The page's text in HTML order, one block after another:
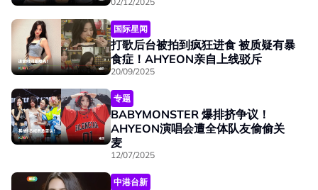
国际星闻
打歌后台被拍到疯狂进食 被质疑有暴
食症！AHYEON亲自上线驳斥
20/09/2025
专题
BABYMONSTER 爆排挤争议！
AHYEON演唱会遭全体队友偷偷关
麦
12/07/2025
中港台新